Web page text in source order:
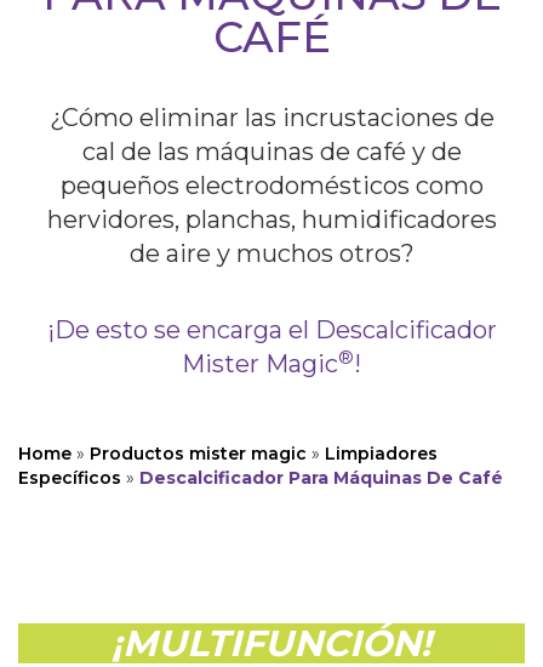
CAFÉ
¿Cómo eliminar las incrustaciones de
cal de las máquinas de café y de
pequeños electrodomésticos como
hervidores, planchas, humidificadores
de aire y muchos otros?
¡De esto se encarga el Descalcificador
Mister Magic®!
Home » Productos mister magic » Limpiadores
Específicos » Descalcificador Para Máquinas De Café
¡MULTIFUNCIÓN!